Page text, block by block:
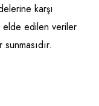
karşı
elde edilen veriler